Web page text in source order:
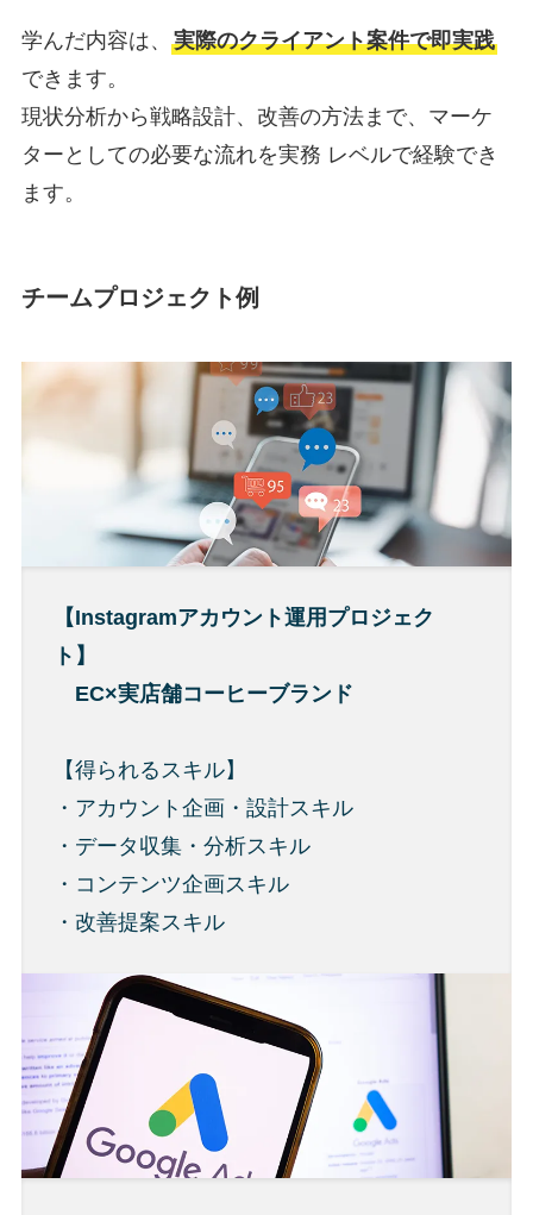
学んだ内容は、 実際のクライアント案件で即実践
できます。
現状分析から戦略設計、改善の方法まで、マーケ
ターとしての必要な流れを実務 レベルで経験でき
ます。
チームプロジェクト例
【Instagramアカウント運用プロジェク
ト】
EC×実店舗コーヒーブランド
【得られるスキル】
・アカウント企画・設計スキル
・データ収集・分析スキル
・コンテンツ企画スキル
・改善提案スキル